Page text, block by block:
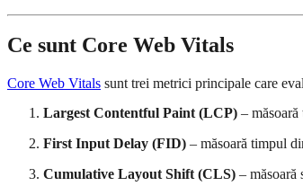
Ce sunt Core Web Vitals
Core Web Vitals sunt trei metrici principale care
Largest Contentful Paint (LCP) –
First Input Delay (FID) – măsoară timpul
Cumulative Layout Shift (CLS) –